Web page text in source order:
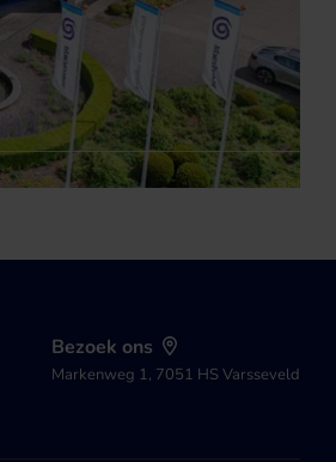
Bezoek ons
Markenweg 1, 7051 HS Varsseveld